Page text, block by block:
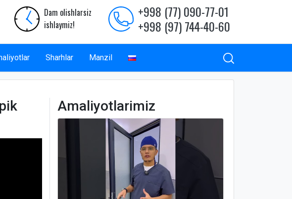
Dam olishlarsiz
ishlaymiz!
+998 (77) 090-77-01
+998 (97) 744-40-60
Sharhlar Manzil
Amaliyotlarimiz